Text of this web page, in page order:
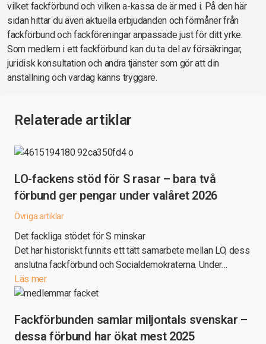
vilket fackförbund och vilken a-kassa de är med i. På den här
sidan hittar du även aktuella erbjudanden och förmåner från
fackförbund och fackföreningar anpassade just för ditt yrke.
Som medlem i ett fackförbund kan du ta del av försäkringar,
juridisk konsultation och andra tjänster som gör att din
anställning och vardag känns tryggare.
Relaterade artiklar
LO-fackens stöd för S rasar – bara två
förbund ger pengar under valåret 2026
Övriga artiklar
Det fackliga stödet för S minskar
Det har historiskt funnits ett tätt samarbete mellan LO, dess
anslutna fackförbund och Socialdemokraterna. Under…
Läs mer
Fackförbunden samlar miljontals svenskar –
dessa förbund har ökat mest 2025